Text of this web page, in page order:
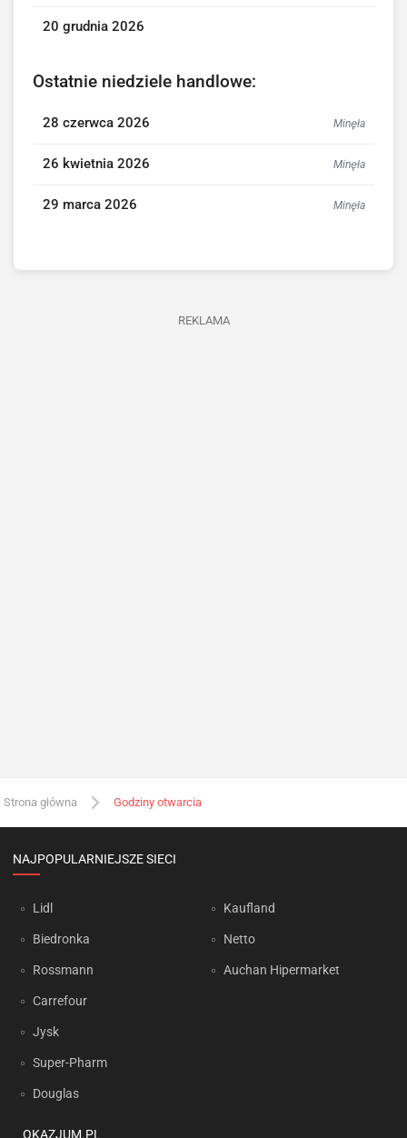
20 grudnia 2026
Ostatnie niedziele handlowe:
28 czerwca 2026 Minęła
26 kwietnia 2026 Minęła
29 marca 2026 Minęła
REKLAMA
Strona główna Godziny otwarcia
NAJPOPULARNIEJSZE SIECI
Lidl
Biedronka
Rossmann
Carrefour
Jysk
Super-Pharm
Douglas
Kaufland
Netto
Auchan Hipermarket
OKAZJUM.PL